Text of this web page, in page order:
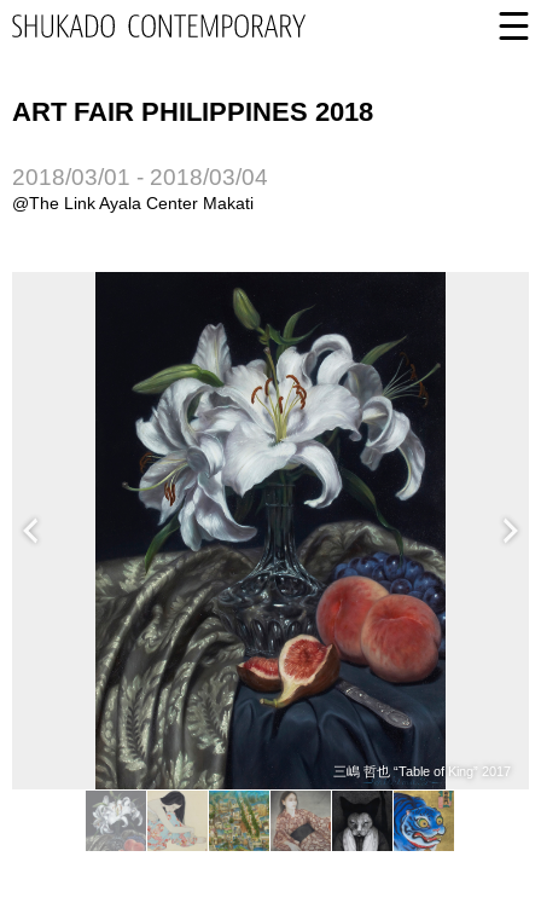
ART FAIR PHILIPPINES 2018
2018/03/01 - 2018/03/04
@The Link Ayala Center Makati
三嶋 哲也 “Table of King” 2017